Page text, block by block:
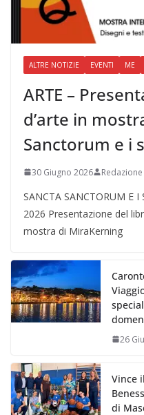
ALTRE NOTIZIE EVENTI ME
ARTE –
d’arte in
Sanctorum e i
30 Giugno 2026
SANCTA SANCTORUM E
2026 Presentazione del
mostra di MiraKerning
26
Vince
di